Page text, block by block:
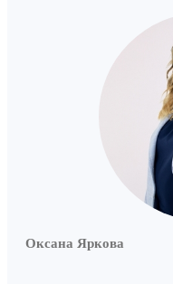
Оксана Яркова